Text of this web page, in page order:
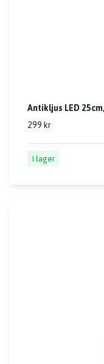
Antikljus LED
299 kr
I lager